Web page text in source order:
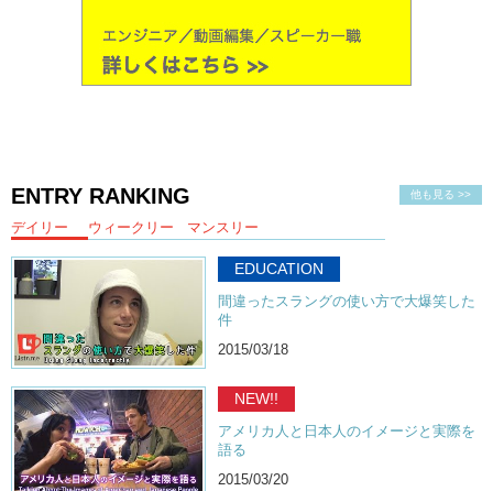
他も見る >>
ENTRY RANKING
デイリー ウィークリー マンスリー
EDUCATION
間違ったスラングの使い方で大爆笑した
件
2015/03/18
NEW!!
アメリカ人と日本人のイメージと実際を
語る
2015/03/20